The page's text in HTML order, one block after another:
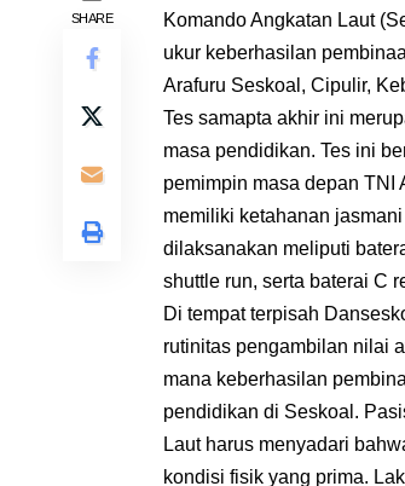
SHARE
Komando Angkatan Laut
ukur keberhasilan
Arafuru Seskoal, Cipulir,
Tes samapta akhir ini
masa pendidikan. Tes ini
pemimpin masa depan TNI
memiliki ketahanan
dilaksanakan meliputi
shuttle run, serta baterai C
Di tempat terpisah
rutinitas pengambilan nilai
mana keberhasilan
pendidikan di Seskoal.
Laut harus menyadari
kondisi fisik yang prima.